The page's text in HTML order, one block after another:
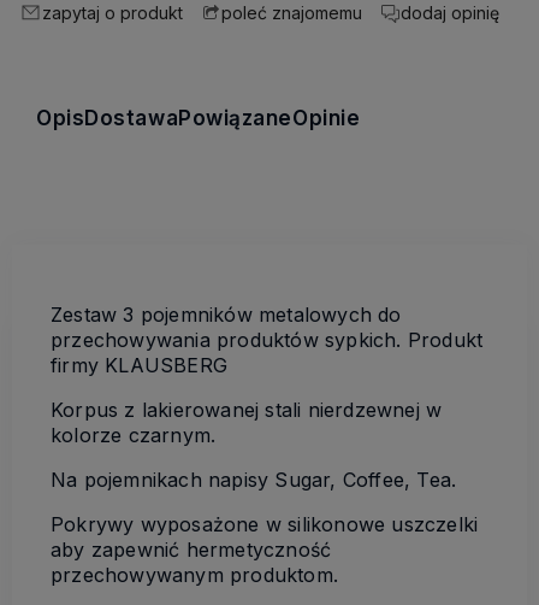
zapytaj o produkt poleć znajomemu dodaj opinię
OpisDostawaPowiązaneOpinie
Zestaw 3 pojemników metalowych do
przechowywania produktów sypkich. Produkt
firmy KLAUSBERG
Korpus z lakierowanej stali nierdzewnej w
kolorze czarnym.
Na pojemnikach napisy Sugar, Coffee, Tea.
Pokrywy wyposażone w silikonowe uszczelki
aby zapewnić hermetyczność
przechowywanym produktom.